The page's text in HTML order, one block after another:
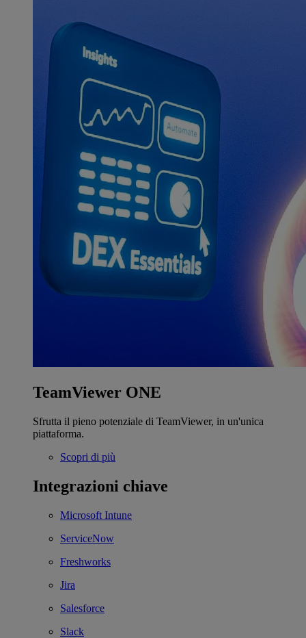
TeamViewer ONE
Sfrutta il pieno potenziale di TeamViewer, in un'unica
piattaforma.
Scopri di più
Integrazioni chiave
Microsoft Intune
ServiceNow
Freshworks
Jira
Salesforce
Slack